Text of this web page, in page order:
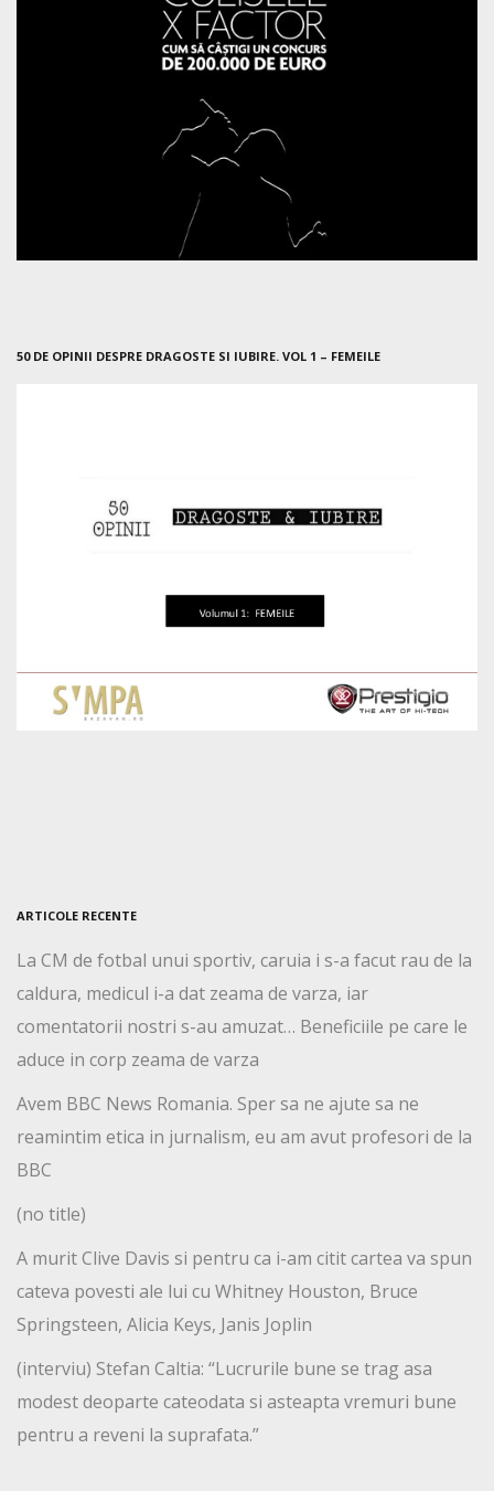
50 DE OPINII DESPRE DRAGOSTE SI IUBIRE. VOL 1 – FEMEILE
ARTICOLE RECENTE
La CM de fotbal unui sportiv, caruia i s-a facut rau de la
caldura, medicul i-a dat zeama de varza, iar
comentatorii nostri s-au amuzat… Beneficiile pe care le
aduce in corp zeama de varza
Avem BBC News Romania. Sper sa ne ajute sa ne
reamintim etica in jurnalism, eu am avut profesori de la
BBC
(no title)
A murit Clive Davis si pentru ca i-am citit cartea va spun
cateva povesti ale lui cu Whitney Houston, Bruce
Springsteen, Alicia Keys, Janis Joplin
(interviu) Stefan Caltia: “Lucrurile bune se trag asa
modest deoparte cateodata si asteapta vremuri bune
pentru a reveni la suprafata.”